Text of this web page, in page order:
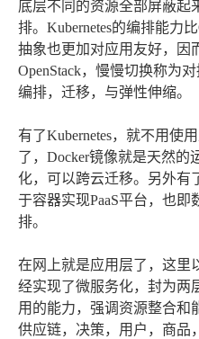
底层不同的资源全部屏蔽起
排。Kubernetes的编排能力
抽象也更加对应用友好，因
OpenStack，慢慢切换称为
编排，迁移，与弹性伸缩。
有了Kubernetes，就不用使
了，Docker镜像就是天然的
化，可以跨云迁移。另外有
于容器实现PaaS平台，也
排。
在网上就是应用层了，这里
经实现了微服务化，封为两
用的能力，强调资源整合和
供应链，决策，用户，商品